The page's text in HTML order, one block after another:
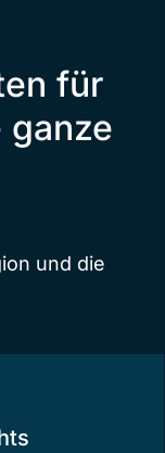
für
ganze
und die